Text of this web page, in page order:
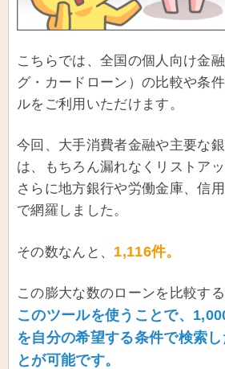
こちらでは、全国の個人向け金
グ・カードローン）の比較や条
ルをご利用いただけます。
今回、大手消費者金融や主要な
は、もちろん漏れなくリストア
さらに地方銀行や労働金庫、信
で網羅しました。
その数なんと、 1,116件。
この膨大な数のローンを比較す
このツールを使うことで、
を自分の希望する条件で検索
とが可能です。